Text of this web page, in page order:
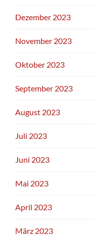
Dezember 2023
November 2023
Oktober 2023
September 2023
August 2023
Juli 2023
Juni 2023
Mai 2023
April 2023
März 2023